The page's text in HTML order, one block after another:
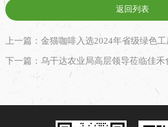
返回列表
下一篇：乌干达农业局高层领导莅临佳禾